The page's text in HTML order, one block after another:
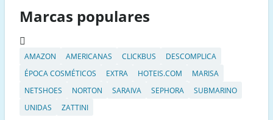
Marcas populares
AMAZON AMERICANAS CLICKBUS
DESCOMPLICA
ÉPOCA COSMÉTICOS
EXTRA HOTEIS.COM
MARISA
NETSHOES
NORTON SARAIVA SEPHORA
SUBMARINO
UNIDAS
ZATTINI